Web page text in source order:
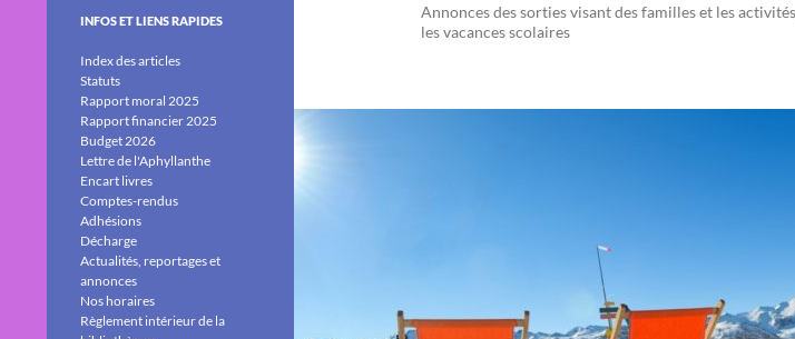
Annonces des sorties visant des familles et les
les vacances scolaires
INFOS ET LIENS RAPIDES
Index des articles
Statuts
Rapport moral 2025
Rapport financier 2025
Budget 2026
Lettre de l'Aphyllanthe
Encart livres
Comptes-rendus
Adhésions
Décharge
Actualités, reportages et
annonces
Nos horaires
Règlement intérieur de la